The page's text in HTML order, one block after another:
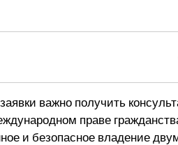
важно получить
праве
и безопасное владение